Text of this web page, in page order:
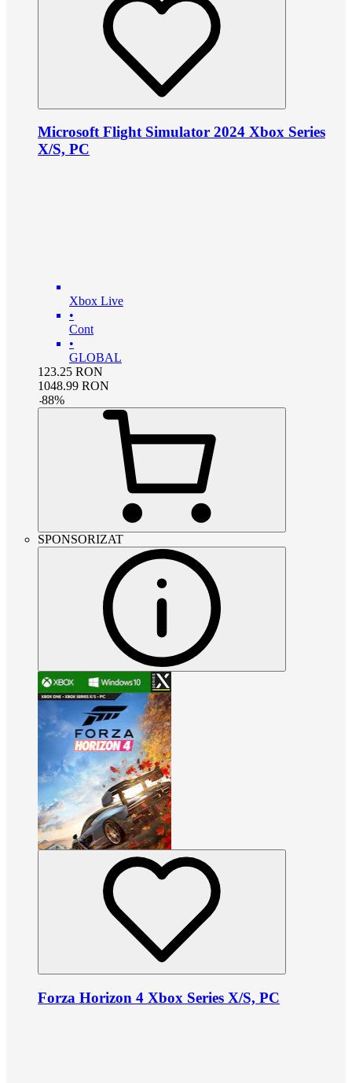
Microsoft Flight Simulator 2024 Xbox Series
X/S, PC
Xbox Live
•
Cont
•
GLOBAL
123.25 RON
1048.99 RON
-88%
SPONSORIZAT
Forza Horizon 4 Xbox Series X/S, PC